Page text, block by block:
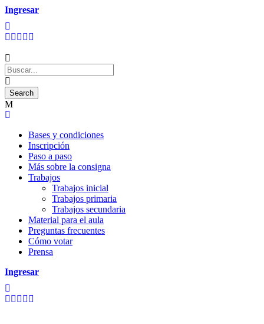
Ingresar
Bases y condiciones
Inscripción
Paso a paso
Más sobre la consigna
Trabajos
Trabajos inicial
Trabajos primaria
Trabajos secundaria
Material para el aula
Preguntas frecuentes
Cómo votar
Prensa
Ingresar